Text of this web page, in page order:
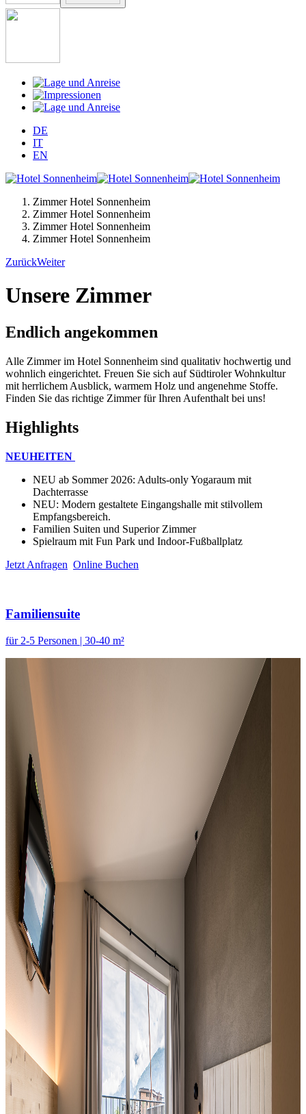
DE
IT
EN
Zimmer Hotel Sonnenheim
Zimmer Hotel Sonnenheim
Zimmer Hotel Sonnenheim
Zimmer Hotel Sonnenheim
ZurückWeiter
Unsere Zimmer
Endlich angekommen
Alle Zimmer im Hotel Sonnenheim sind qualitativ hochwertig und
wohnlich eingerichtet. Freuen Sie sich auf Südtiroler Wohnkultur
mit herrlichem Ausblick, warmem Holz und angenehme Stoffe.
Finden Sie das richtige Zimmer für Ihren Aufenthalt bei uns!
Highlights
NEUHEITEN
NEU ab Sommer 2026: Adults-only Yogaraum mit
Dachterrasse
NEU: Modern gestaltete Eingangshalle mit stilvollem
Empfangsbereich.
Familien Suiten und Superior Zimmer
Spielraum mit Fun Park und Indoor-Fußballplatz
Jetzt Anfragen Online Buchen
Familiensuite
für 2-5 Personen | 30-40 m²